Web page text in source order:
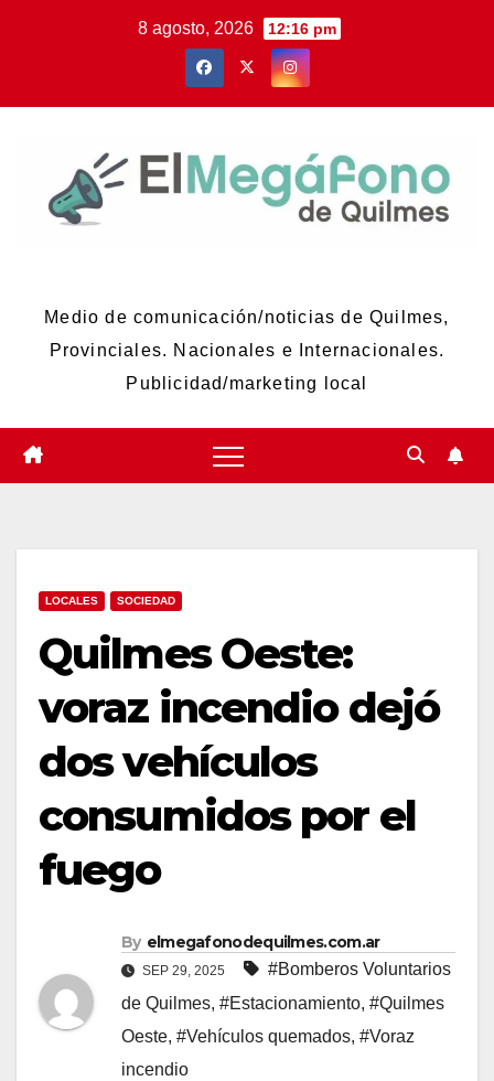
8 agosto, 2026 12:16 pm
Medio de comunicación/noticias de Quilmes,
Provinciales. Nacionales e Internacionales.
Publicidad/marketing local
LOCALES SOCIEDAD
Quilmes Oeste:
voraz incendio dejó
dos vehículos
consumidos por el
fuego
By elmegafonodequilmes.com.ar
SEP 29, 2025
#Bomberos Voluntarios
de Quilmes, #Estacionamiento, #Quilmes
Oeste, #Vehículos quemados, #Voraz
incendio